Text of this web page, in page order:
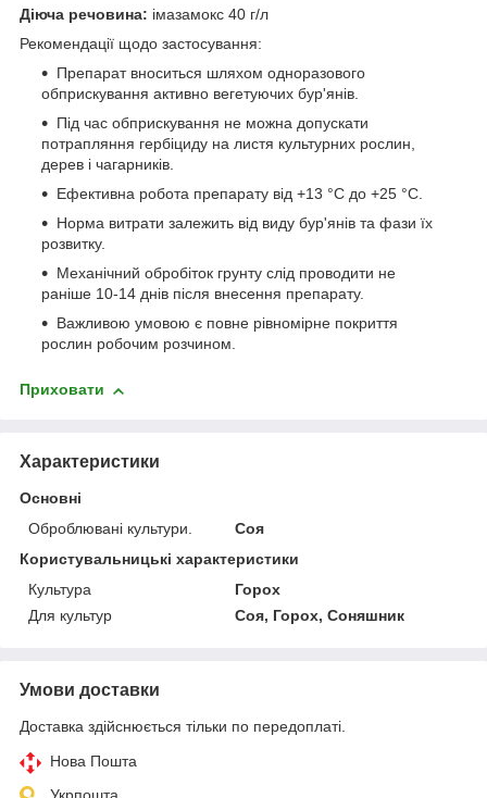
Діюча речовина: імазамокс 40 г/л
Рекомендації щодо застосування:
Препарат вноситься шляхом одноразового
обприскування активно вегетуючих бур'янів.
Під час обприскування не можна допускати
потрапляння гербіциду на листя культурних рослин,
дерев і чагарників.
Ефективна робота препарату від +13 °С до +25 °С.
Норма витрати залежить від виду бур'янів та фази їх
розвитку.
Механічний обробіток грунту слід проводити не
раніше 10-14 днів після внесення препарату.
Важливою умовою є повне рівномірне покриття
рослин робочим розчином.
Приховати
Характеристики
Основні
Оброблювані культури.
Соя
Користувальницькі характеристики
Культура
Горох
Для культур
Соя, Горох, Соняшник
Умови доставки
Доставка здійснюється тільки по передоплаті.
Нова Пошта
Укрпошта